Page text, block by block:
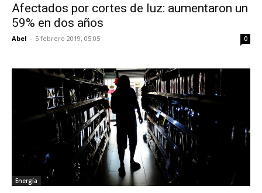
Afectados por cortes de luz: aumentaron un
59% en dos años
Abel - 5 febrero 2019, 05:05 0
Energía